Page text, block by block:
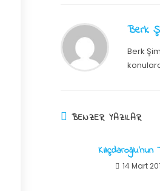
Berk
Berk
BENZER YAZILAR
14 Mart